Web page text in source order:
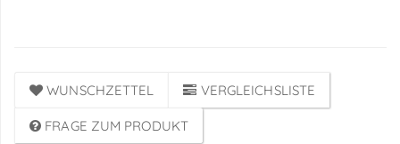
WUNSCHZETTEL VERGLEICHSLISTE
FRAGE ZUM PRODUKT